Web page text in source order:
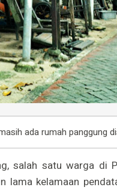
ada rumah panggung
salah satu warga di
lama kelamaan